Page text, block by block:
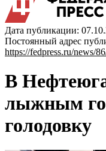
Дата публикации:
Постоянный адрес
https://fedpress.ru/news/
В
лыжным
голодовку